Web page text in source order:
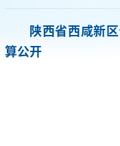
陕西省西咸新
算公开